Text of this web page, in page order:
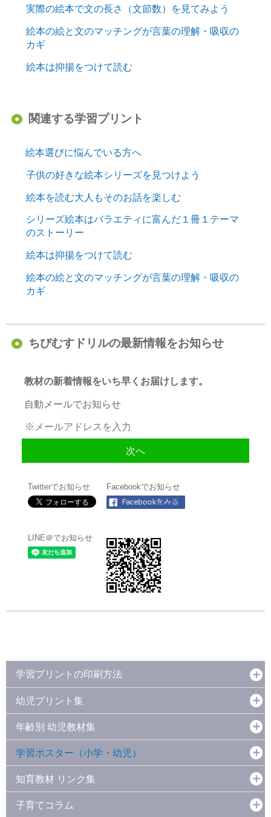
実際の絵本で文の長さ（文節数）を見てみよう
絵本の絵と文のマッチングが言葉の理解・吸収の
カギ
絵本は抑揚をつけて読む
関連する学習プリント
絵本選びに悩んでいる方へ
子供の好きな絵本シリーズを見つけよう
絵本を読む大人もそのお話を楽しむ
シリーズ絵本はバラエティに富んだ１冊１テーマ
のストーリー
絵本は抑揚をつけて読む
絵本の絵と文のマッチングが言葉の理解・吸収の
カギ
ちびむすドリルの最新情報をお知らせ
教材の新着情報をいち早くお届けします。
自動メールでお知らせ
Twitterでお知らせ Facebookでお知らせ
LINE＠でお知らせ
学習プリントの印刷方法
幼児プリント集
年齢別 幼児教材集
学習ポスター（小学・幼児）
知育教材 リンク集
子育てコラム